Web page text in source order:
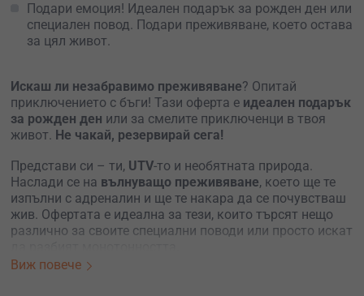
Подари емоция! Идеален подарък за рожден ден или
специален повод. Подари преживяване, което остава
за цял живот.
Искаш ли незабравимо преживяване? Опитай
приключението с бъги! Тази оферта е идеален подарък
за рожден ден или за смелите приключенци в твоя
живот. Не чакай, резервирай сега!
Представи си – ти, UTV-то и необятната природа.
Наслади се на вълнуващо преживяване, което ще те
изпълни с адреналин и ще те накара да се почувстваш
жив. Офертата е идеална за тези, които търсят нещо
различно за своите специални поводи или просто искат
Виж повече